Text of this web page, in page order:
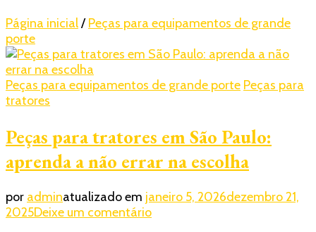
Página inicial/ Peças para equipamentos de grande
porte
Peças para equipamentos de grande porte Peças para
tratores
Peças para tratores em São Paulo:
aprenda a não errar na escolha
por adminatualizado em janeiro 5, 2026dezembro 21,
2025Deixe um comentárioem